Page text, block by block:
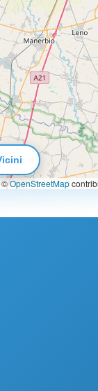
©OpenStreetMap